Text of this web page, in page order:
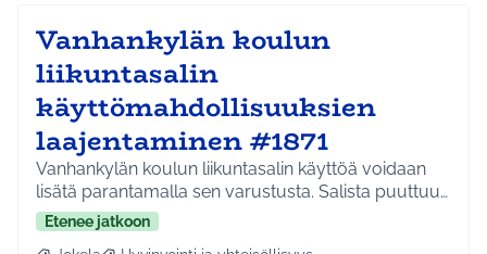
Vanhankylän koulun
liikuntasalin
käyttömahdollisuuksien
laajentaminen #1871
Vanhankylän koulun liikuntasalin käyttöä voidaan
lisätä parantamalla sen varustusta. Salista puuttuu…
Etenee jatkoon